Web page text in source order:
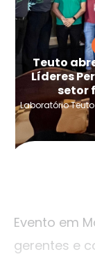
Teuto
Líderes
setor
Laboratório Teuto
Evento em
gerentes e